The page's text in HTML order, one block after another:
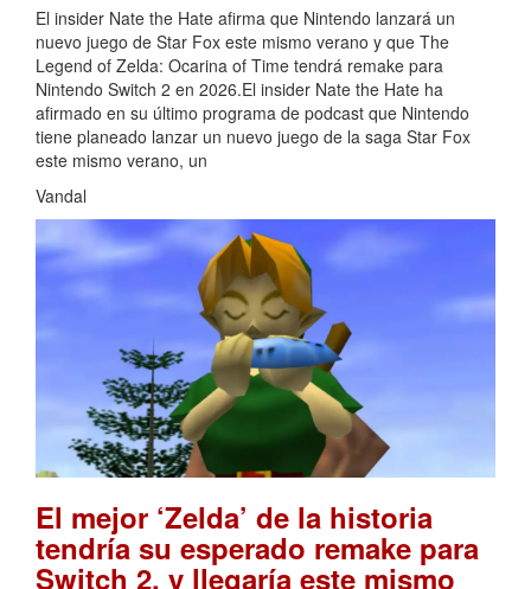
El insider Nate the Hate afirma que Nintendo lanzará un
nuevo juego de Star Fox este mismo verano y que The
Legend of Zelda: Ocarina of Time tendrá remake para
Nintendo Switch 2 en 2026.El insider Nate the Hate ha
afirmado en su último programa de podcast que Nintendo
tiene planeado lanzar un nuevo juego de la saga Star Fox
este mismo verano, un
Vandal
El mejor ‘Zelda’ de la historia
tendría su esperado remake para
Switch 2, y llegaría este mismo